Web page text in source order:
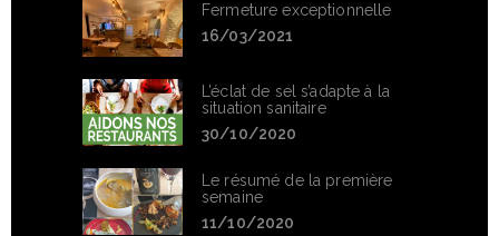
Fermeture exceptionnelle
16/03/2021
L’éclat de sel s’adapte à la
situation sanitaire
30/10/2020
Le résumé de la première
semaine
11/10/2020